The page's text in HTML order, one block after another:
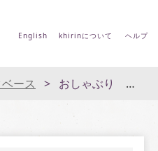
English khirinについて ヘルプ
ース おしゃぶり 一編